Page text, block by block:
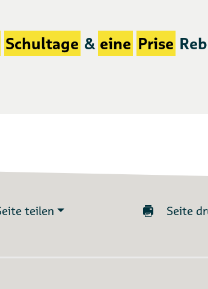
Schultage & eine Prise
teilen Seite